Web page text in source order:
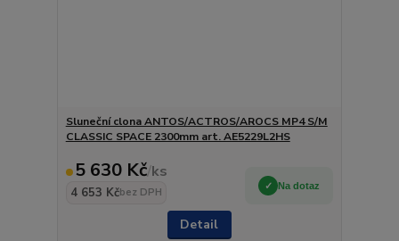
Sluneční clona ANTOS/ACTROS/AROCS MP4 S/M
CLASSIC SPACE 2300mm art. AE5229L2HS
5 630 Kč/ks
4 653 Kčbez DPH
Na dotaz
Detail